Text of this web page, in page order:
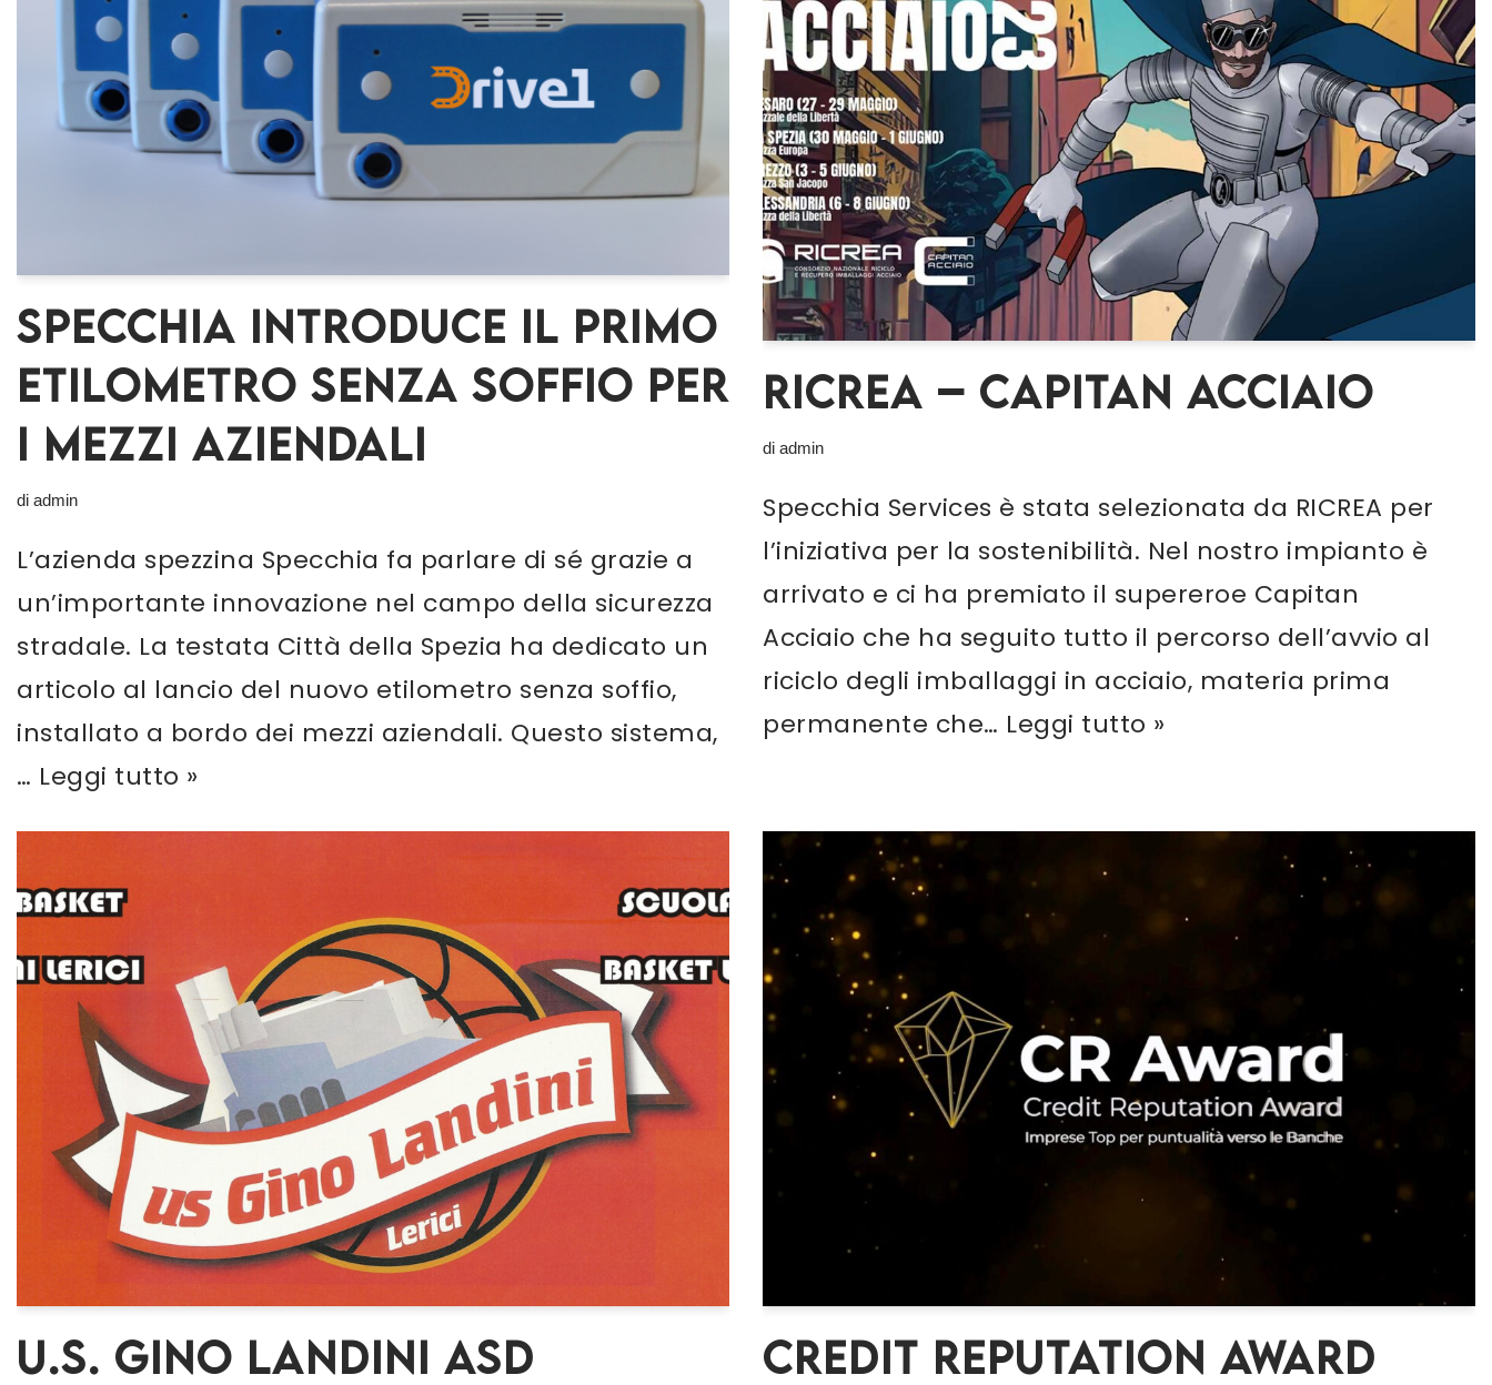
Specchia introduce il primo
etilometro senza soffio per
i mezzi aziendali
di admin
L’azienda spezzina Specchia fa parlare di sé grazie a
un’importante innovazione nel campo della sicurezza
stradale. La testata Città della Spezia ha dedicato un
articolo al lancio del nuovo etilometro senza soffio,
installato a bordo dei mezzi aziendali. Questo sistema,
… Leggi tutto »
Ricrea – Capitan Acciaio
di admin
Specchia Services è stata selezionata da RICREA per
l’iniziativa per la sostenibilità. Nel nostro impianto è
arrivato e ci ha premiato il supereroe Capitan
Acciaio che ha seguito tutto il percorso dell’avvio al
riciclo degli imballaggi in acciaio, materia prima
permanente che… Leggi tutto »
U.S. GINO LANDINI ASD
CREDIT REPUTATION AWARD